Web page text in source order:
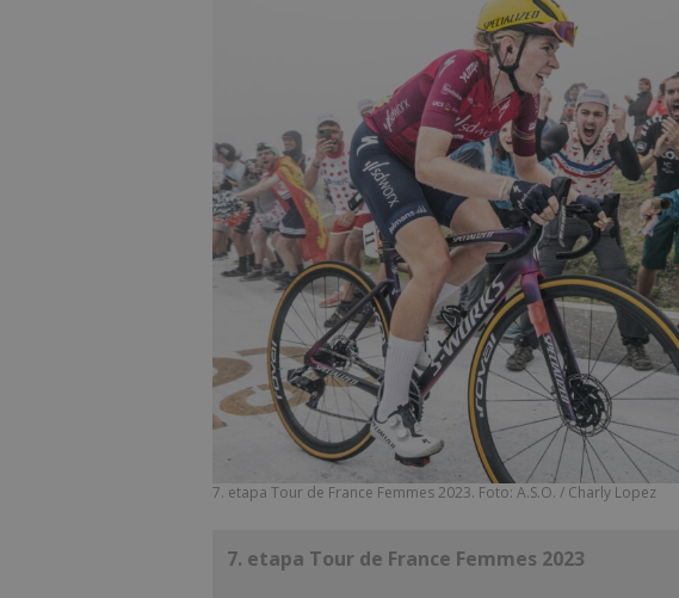
7. etapa Tour de France Femmes 2023. Foto: A.S.O. / Charly Lopez
7. etapa Tour de France Femmes 2023